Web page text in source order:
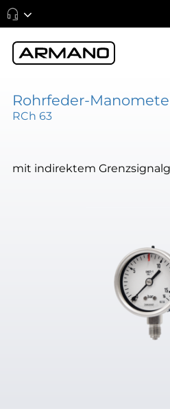
Rohrfeder-Manometer
RCh 63
mit indirektem